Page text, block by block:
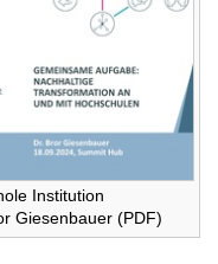
Institution
Giesenbauer (PDF)